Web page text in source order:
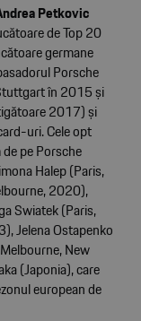
Petkovic
de Top 20
germane
Porsche
în 2015 și
2017) și
uri. Cele opt
pe Porsche
Halep (Paris,
2020),
Swiatek (Paris,
Jelena Ostapenko
New
(Japonia), care
european de